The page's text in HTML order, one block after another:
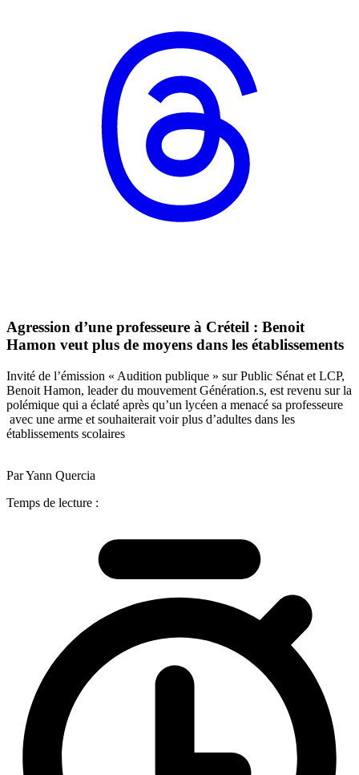
Agression d’une professeure à Créteil : Benoit
Hamon veut plus de moyens dans les établissements
Invité de l’émission « Audition publique » sur Public Sénat et LCP,
Benoit Hamon, leader du mouvement Génération.s, est revenu sur la
polémique qui a éclaté après qu’un lycéen a menacé sa professeure
avec une arme et souhaiterait voir plus d’adultes dans les
établissements scolaires
Par Yann Quercia
Temps de lecture :